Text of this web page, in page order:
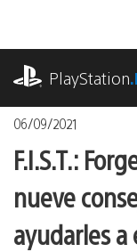
contenido
PlayStation
06/09/2021
F.I.S.T.:
nueve
ayudarles